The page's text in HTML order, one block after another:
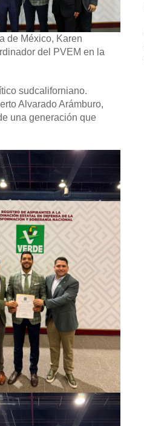
de México, Karen
del PVEM en la
sudcaliforniano.
Alvarado Arámburo,
una generación que